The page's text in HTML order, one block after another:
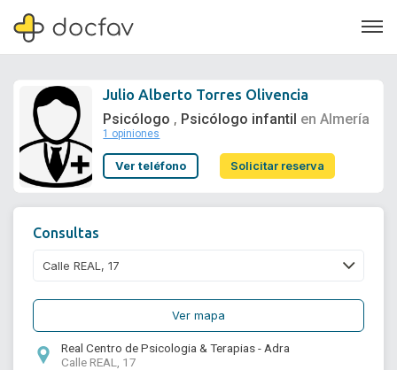
Soporte
Julio Alberto Torres Olivencia
Psicólogo , Psicólogo infantil en Almería
1 opiniones
Ver teléfono Solicitar reserva
Consultas
Ver mapa
Real Centro de Psicologia & Terapias - Adra
Calle REAL, 17